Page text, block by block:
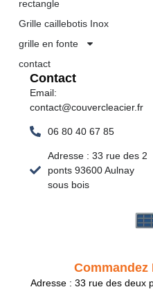
Commandez
Adresse : 33 rue des deux
rectangle
Grille caillebotis Inox
grille en fonte
contact
Contact
Email:
contact@couvercleacier.fr
06 80 40 67 85
Adresse : 33 rue des 2
ponts 93600 Aulnay
sous bois